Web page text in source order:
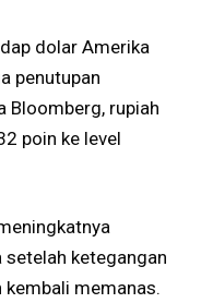
dolar Amerika
penutupan
Bloomberg, rupiah
poin ke level
ketegangan
kembali memanas.